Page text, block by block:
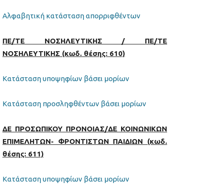
Αλφαβητική κατάσταση απορριφθέντων
ΠΕ/ΤΕ ΝΟΣΗΛΕΥΤΙΚΗΣ / ΠΕ/ΤΕ
ΝΟΣΗΛΕΥΤΙΚΗΣ (κωδ. θέσης: 610)
Κατάσταση υποψηφίων βάσει μορίων
Κατάσταση προσληφθέντων βάσει μορίων
ΔΕ ΠΡΟΣΩΠΙΚΟΥ ΠΡΟΝΟΙΑΣ/ΔΕ ΚΟΙΝΩΝΙΚΩΝ
ΕΠΙΜΕΛΗΤΩΝ- ΦΡΟΝΤΙΣΤΩΝ ΠΑΙΔΙΩΝ (κωδ.
θέσης: 611)
Κατάσταση υποψηφίων βάσει μορίων